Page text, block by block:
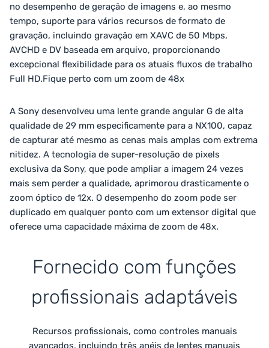
no desempenho de geração de imagens e, ao mesmo
tempo, suporte para vários recursos de formato de
gravação, incluindo gravação em XAVC de 50 Mbps,
AVCHD e DV baseada em arquivo, proporcionando
excepcional flexibilidade para os atuais fluxos de trabalho
Full HD.Fique perto com um zoom de 48x
A Sony desenvolveu uma lente grande angular G de alta
qualidade de 29 mm especificamente para a NX100, capaz
de capturar até mesmo as cenas mais amplas com extrema
nitidez. A tecnologia de super-resolução de pixels
exclusiva da Sony, que pode ampliar a imagem 24 vezes
mais sem perder a qualidade, aprimorou drasticamente o
zoom óptico de 12x. O desempenho do zoom pode ser
duplicado em qualquer ponto com um extensor digital que
oferece uma capacidade máxima de zoom de 48x.
Fornecido com funções
profissionais adaptáveis
Recursos profissionais, como controles manuais
avançados, incluindo três anéis de lentes manuais